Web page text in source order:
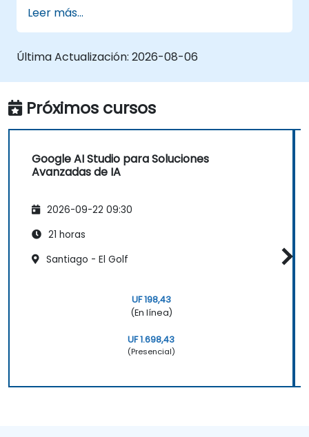
preconstruidas y conjuntos de datos.
Entrenar y evaluar modelos con flujos de
trabajo sencillos.
aplicaciones del mundo real.
Leer más...
Última Actualización: 2026-08-06
Próximos cursos
Google AI Studio para Soluciones
Avanzadas de IA
2026-09-22 09:30
21 horas
Santiago - El Golf
UF 198,43
(En línea)
UF 1.698,43
(Presencial)